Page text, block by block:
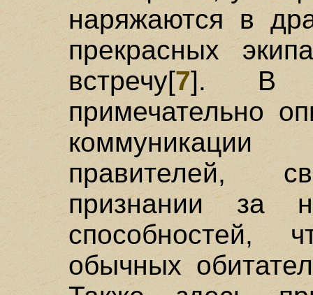
наряжаются в
прекрасных
встречу[7]. В
примечательно
правителей,
признании за
способностей,
обычных